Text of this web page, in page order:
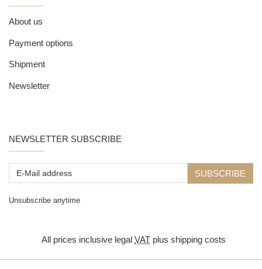
About us
Payment options
Shipment
Newsletter
NEWSLETTER SUBSCRIBE
address
SUBSCRIBE
Unsubscribe anytime
All prices inclusive legal VAT plus shipping costs